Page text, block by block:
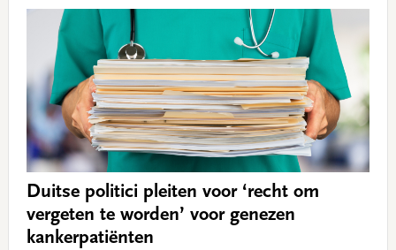
Duitse politici pleiten voor ‘recht om
vergeten te worden’ voor genezen
kankerpatiënten